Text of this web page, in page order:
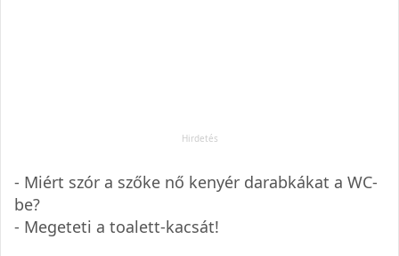
- Miért szór a szőke nő kenyér darabkákat a WC-
be?
- Megeteti a toalett-kacsát!